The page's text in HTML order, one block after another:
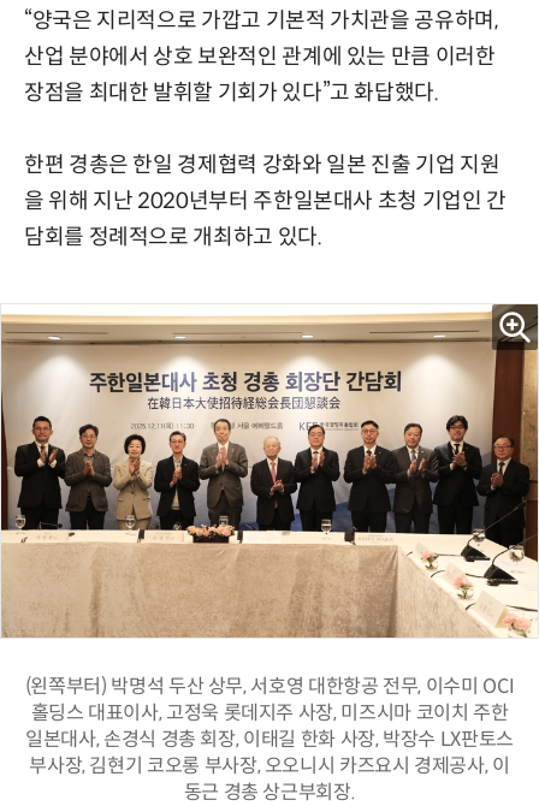
“양국은 지리적으로 가깝고 기본적 가치관을 공유하며,
산업 분야에서 상호 보완적인 관계에 있는 만큼 이러한
장점을 최대한 발휘할 기회가 있다”고 화답했다.
한편 경총은 한일 경제협력 강화와 일본 진출 기업 지원
을 위해 지난 2020년부터 주한일본대사 초청 기업인 간
담회를 정례적으로 개최하고 있다.
(왼쪽부터) 박명석 두산 상무, 서호영 대한항공 전무, 이수미 OCI
홀딩스 대표이사, 고정욱 롯데지주 사장, 미즈시마 코이치 주한
일본대사, 손경식 경총 회장, 이태길 한화 사장, 박장수 LX판토스
부사장, 김현기 코오롱 부사장, 오오니시 카즈요시 경제공사, 이
동근 경총 상근부회장.